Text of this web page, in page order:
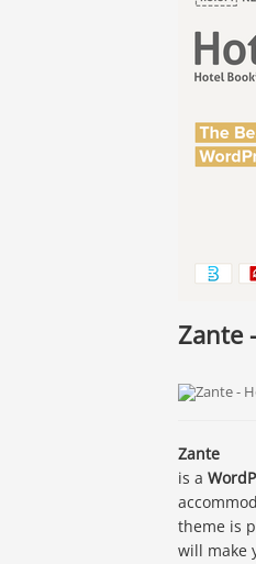
Zante
Zante
is a
theme is
will make